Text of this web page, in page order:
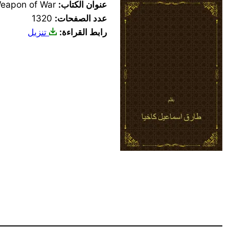
عنوان الكتاب: of War
عدد الصفحات: 1320
رابط القراءة:
تنزيل